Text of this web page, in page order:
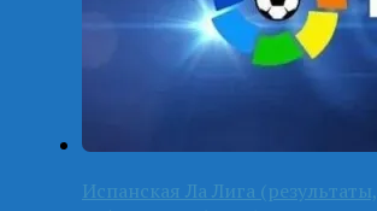
Испанская Ла Лига (результаты,